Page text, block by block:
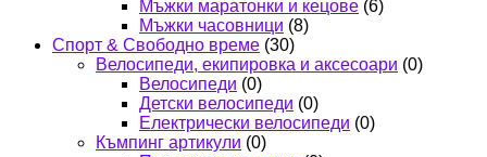
Мъжки маратонки и кецове (6)
Мъжки часовници (8)
Спорт & Свободно време (30)
Велосипеди, екипировка и аксесоари (0)
Велосипеди (0)
Детски велосипеди (0)
Електрически велосипеди (0)
Къмпинг артикули (0)